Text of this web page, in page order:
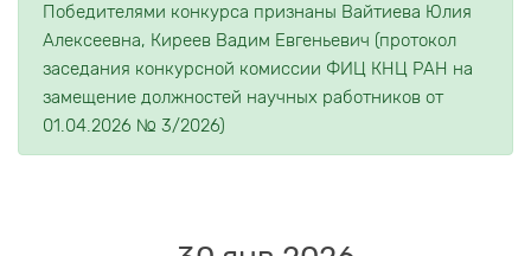
Победителями конкурса признаны Вайтиева Юлия
Алексеевна, Киреев Вадим Евгеньевич (протокол
заседания конкурсной комиссии ФИЦ КНЦ РАН на
замещение должностей научных работников от
01.04.2026 № 3/2026)